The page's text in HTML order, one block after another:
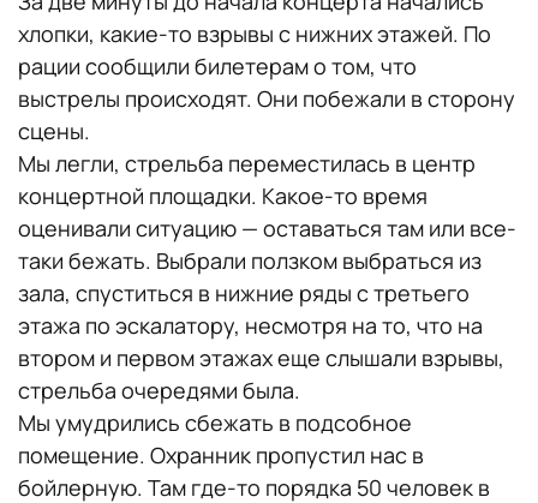
хлопки, какие-то взрывы с нижних этажей. По
рации сообщили билетерам о том, что
выстрелы происходят. Они побежали в сторону
сцены.
Мы легли, стрельба переместилась в центр
концертной площадки. Какое-то время
оценивали ситуацию — оставаться там или все-
таки бежать. Выбрали ползком выбраться из
зала, спуститься в нижние ряды с третьего
этажа по эскалатору, несмотря на то, что на
втором и первом этажах еще слышали взрывы,
стрельба очередями была.
Мы умудрились сбежать в подсобное
помещение. Охранник пропустил нас в
бойлерную. Там где-то порядка 50 человек в